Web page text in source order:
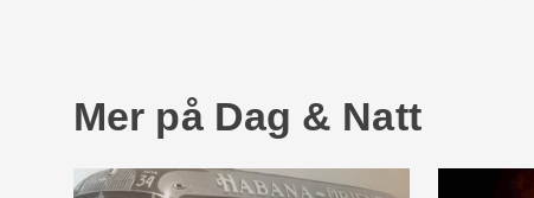
Mer på Dag & Natt